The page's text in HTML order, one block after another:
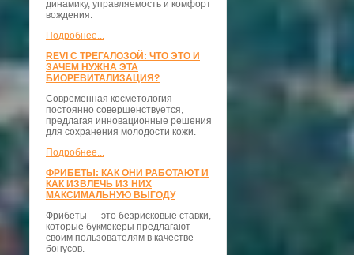
динамику, управляемость и комфорт
вождения.
Подробнее...
REVI С ТРЕГАЛОЗОЙ: ЧТО ЭТО И
ЗАЧЕМ НУЖНА ЭТА
БИОРЕВИТАЛИЗАЦИЯ?
Современная косметология
постоянно совершенствуется,
предлагая инновационные решения
для сохранения молодости кожи.
Подробнее...
ФРИБЕТЫ: КАК ОНИ РАБОТАЮТ И
КАК ИЗВЛЕЧЬ ИЗ НИХ
МАКСИМАЛЬНУЮ ВЫГОДУ
Фрибеты — это безрисковые ставки,
которые букмекеры предлагают
своим пользователям в качестве
бонусов.